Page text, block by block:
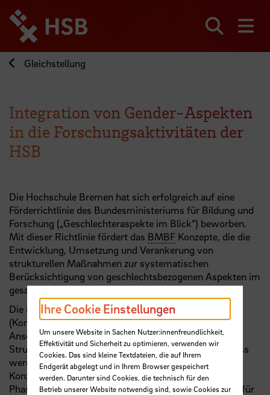
zum
Seiteninhalt
springen
Gleichstellung
Integration von Gender-Aspekten
in die Forschungsaktivitäten der
HSB
Die Hochschule Bremen hat sich erfolgreich auf eine
Förderrichtlinie des Bundesministeriums für Bildung und
Forschung („Geschlechteraspekte im Blick“) beworben.
Mit dieser Richtlinie fördert das BMBF Konzepte, die die
Entwicklung, Umsetzung und Verankerung von
strukturellen Maßnahmen zur systematischen
Berücksichtigung von geschlechtsbezogenen Aspekten im
gesamten Forschungsprozess sicherstellen.
Die Förderung erfolgt in zwei Phasen. Die erste Phase
(Konzeptphase, sieben ­Monate) dient der
Anschubfinanzierung zur Ausarbeitung eines
Strukturaufbaukonzepts („GiB-Konzept“). Im Anschluss
werden Projekte mit besonders aussichtsreichen
Konzepten ausgewählt. Diese erhalten in einer zweiten
Phase (Umsetzungsphase, fünf Jahre) eine Förderung für
Ihre Cookie Einstellungen
Um unsere Website in Sachen Nutzer:innenfreundlichkeit,
Effektivität und Sicherheit zu optimieren, verwenden wir
Cookies. Das sind kleine Textdateien, die auf Ihrem
Endgerät abgelegt und in Ihrem Browser gespeichert
werden. Darunter sind Cookies, die technisch für den
Betrieb unserer Website notwendig sind, sowie Cookies zur